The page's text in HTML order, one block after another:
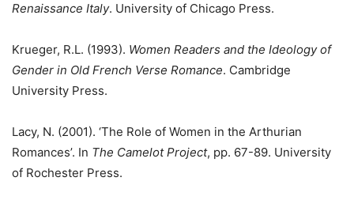
Renaissance Italy. University of Chicago Press.
Krueger, R.L. (1993). Women Readers and the Ideology of
Gender in Old French Verse Romance. Cambridge
University Press.
Lacy, N. (2001). ‘The Role of Women in the Arthurian
Romances’. In The Camelot Project, pp. 67-89. University
of Rochester Press.